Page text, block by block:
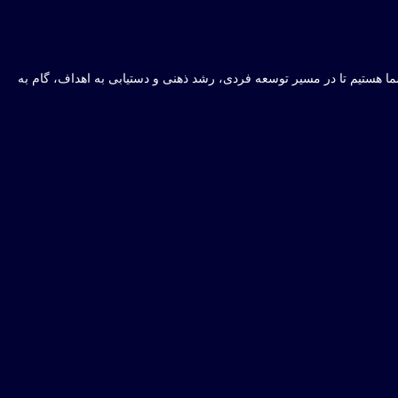
هستیم تا در مسیر توسعه فردی، رشد ذهنی و دستیابی به اهداف، گام به